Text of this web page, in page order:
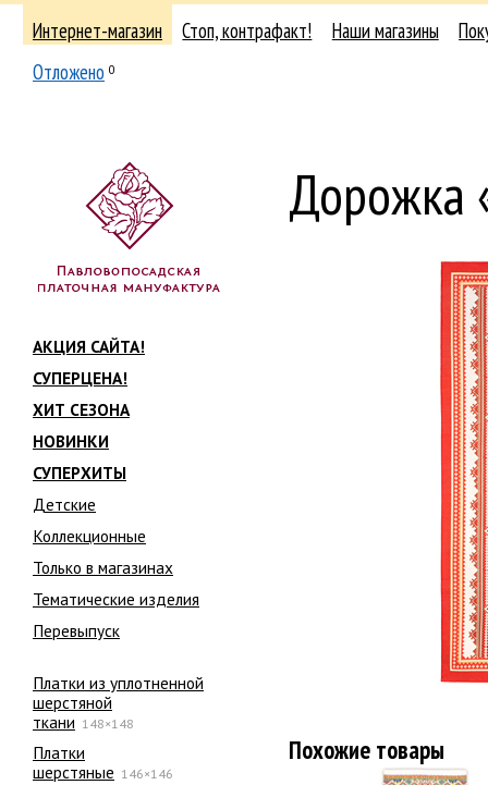
Интернет-магазин Стоп, контрафакт! Наши магазины
Отложено 0
АКЦИЯ САЙТА!
СУПЕРЦЕНА!
ХИТ СЕЗОНА
НОВИНКИ
СУПЕРХИТЫ
Детские
Коллекционные
Только в магазинах
Тематические изделия
Перевыпуск
Платки из уплотненной
шерстяной
ткани 148×148
Платки
шерстяные 146×146
Дорожка
Похожие товары